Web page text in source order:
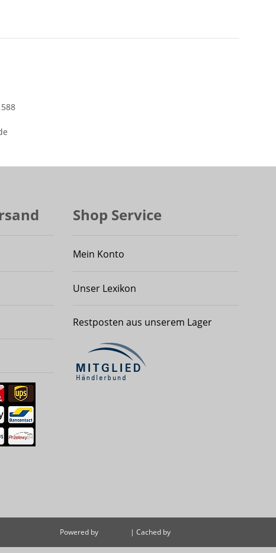
Shop Service
Mein Konto
Unser Lexikon
Restposten aus unserem Lager
Powered by | Cached by